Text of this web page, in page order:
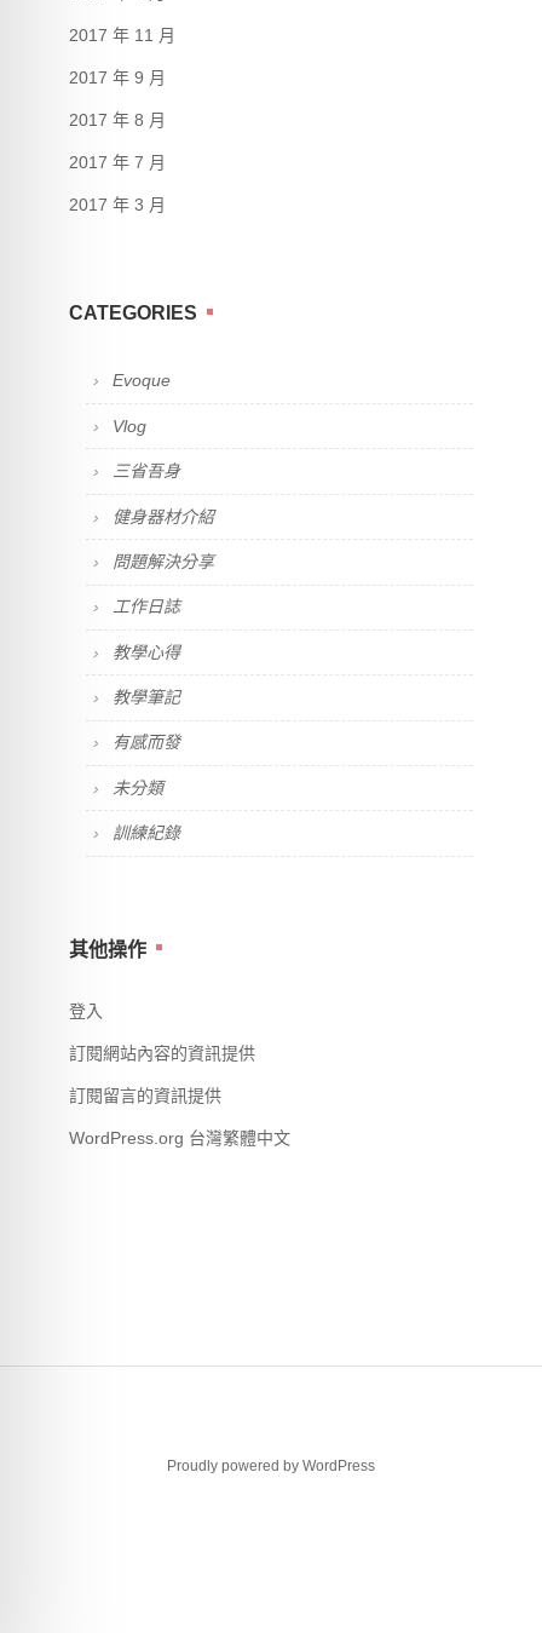
2017 年 11 月
2017 年 9 月
2017 年 8 月
2017 年 7 月
2017 年 3 月
CATEGORIES
Evoque
Vlog
三省吾身
健身器材介紹
問題解決分享
工作日誌
教學心得
教學筆記
有感而發
未分類
訓練紀錄
其他操作
登入
訂閱網站內容的資訊提供
訂閱留言的資訊提供
WordPress.org 台灣繁體中文
Proudly powered by WordPress